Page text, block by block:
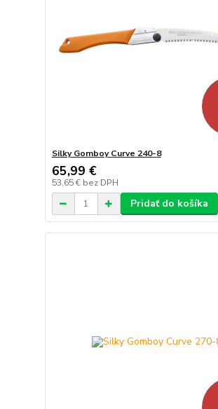
Silky Gomboy Curve 240-8
65,99 €
53,65 € bez DPH
Pridať do košíka